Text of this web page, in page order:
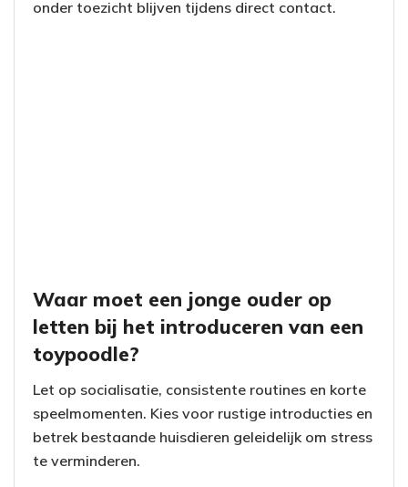
onder toezicht blijven tijdens direct contact.
Waar moet een jonge ouder op
letten bij het introduceren van een
toypoodle?
Let op socialisatie, consistente routines en korte
speelmomenten. Kies voor rustige introducties en
betrek bestaande huisdieren geleidelijk om stress
te verminderen.